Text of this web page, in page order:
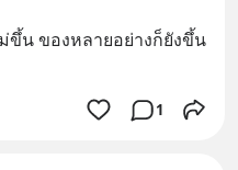
น ของหลายอย่างก็ยังขึ้น
1